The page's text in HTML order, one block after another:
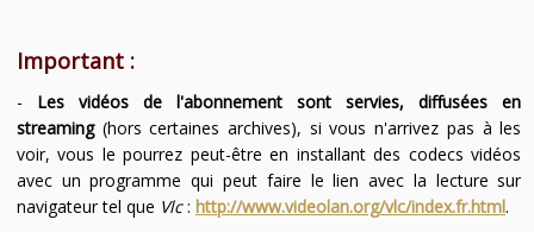
Important :
- Les vidéos de l'abonnement sont servies, diffusées en
streaming(hors certaines archives), si vous n'arrivez pas à les
voir, vous le pourrez peut-être en installant des codecs vidéos
avec un programme qui peut faire le lien avec la lecture sur
navigateur tel que Vlc: http://www.videolan.org/vlc/index.fr.html.